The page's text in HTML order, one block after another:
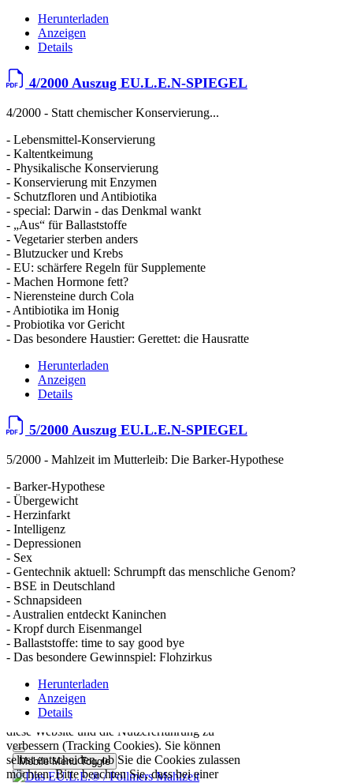
Herunterladen
Anzeigen
Details
4/2000 Auszug EU.L.E.N-SPIEGEL
4/2000 - Statt chemischer Konservierung...
- Lebensmittel­-Konservierung
- Kaltentkeimung
- Physikalische Konservierung
- Konservierung mit Enzymen
- Schutzfloren und Antibiotika
- special: Darwin - das Denkmal wankt
- „Aus“ für Ballaststoffe
- Vegetarier sterben anders
- Blutzucker und Krebs
- EU: schärfere Regeln für Supplemente
- Machen Hormone fett?
- Nierensteine durch Cola
- Antibiotika im Honig
- Probiotika vor Gericht
- Das besondere Haustier: Gerettet: die Hausratte
Herunterladen
Anzeigen
Details
5/2000 Auszug EU.L.E.N-SPIEGEL
5/2000 - Mahlzeit im Mutterleib: Die Barker-Hypothese
- Barker-Hypothese
- Übergewicht
- Herzinfarkt
- Intelligenz
- Depressionen
- Sex
- Gentechnik aktuell: Schrumpft das menschliche Genom?
- BSE in Deutschland
- Schnapsideen
- Australien entdeckt Kaninchen
- Kropf durch Eisenmangel
- Ballaststoffe: time to say good bye
- Das besondere Gewinnspiel: Flohzirkus
Herunterladen
Anzeigen
Details